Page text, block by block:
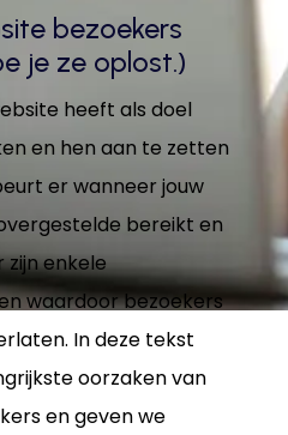
bezoekers
je ze oplost.)
heeft als doel
en hen aan te zetten
er wanneer jouw
bereikt en
zijn enkele
waardoor bezoekers
In deze tekst
oorzaken van
en geven we